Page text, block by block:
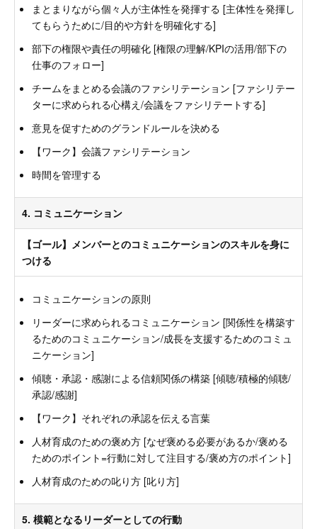
まとまりながら個々人が主体性を発揮する [主体性を発揮し
てもらうために/目的や方針を明確化する]
部下の権限や責任の明確化 [権限の理解/KPIの活用/部下の
仕事のフォロー]
チームをまとめる会議のファシリテーション [ファシリテー
ターに求められる心構え/会議をファシリテートする]
意見を促すためのグランドルールを決める
【ワーク】会議ファシリテーション
時間を管理する
4. コミュニケーション
【ゴール】メンバーとのコミュニケーションのスキルを身に
つける
コミュニケーションの原則
リーダーに求められるコミュニケーション [関係性を構築す
るためのコミュニケーション/成長を支援するためのコミュ
ニケーション]
傾聴・承認・感謝による信頼関係の構築 [傾聴/積極的傾聴/
承認/感謝]
【ワーク】それぞれの承認を伝える言葉
人材育成のための褒め方 [なぜ褒める必要があるか/褒める
ためのポイント=行動に対して注目する/褒め方のポイント]
人材育成のための叱り方 [叱り方]
5. 模範となるリーダーとしての行動